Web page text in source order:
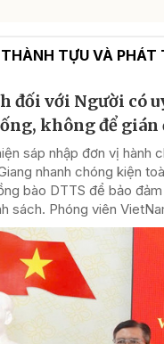
TỰU VÀ PHÁT
đối với Người có
không để gián
sáp nhập đơn vị hành
nhanh chóng kiện
bào DTTS để bảo
sách. Phóng viên